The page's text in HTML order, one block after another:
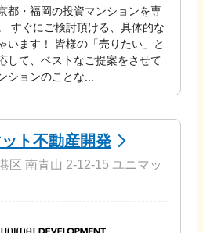
都・福岡の投資マンションを専
すぐにご検討頂ける、具体的な
います！ 皆様の「売りたい」と
して、ベストなご提案をさせて
ションのことな...
ト不動産開発
区 南青山 2-12-15 ユニマッ